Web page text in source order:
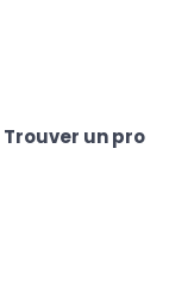
Trouver un pro